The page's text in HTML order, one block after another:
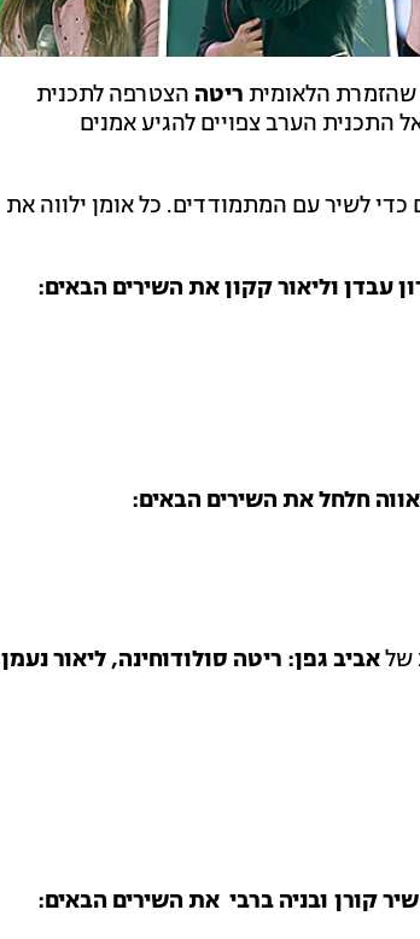
ריטה הצטרפה לתכנית
התכנית הערב צפויים להגיע אמנים
לשיר עם המתמודדים. כל אומן ילווה את
עבדן וליאור קקון את השירים הבאים:
חלחל את השירים הבאים:
שלאביב גפן: ריטה סולודוחינה, ליאור נעמן
קורן ובניה ברבי את השירים הבאים: